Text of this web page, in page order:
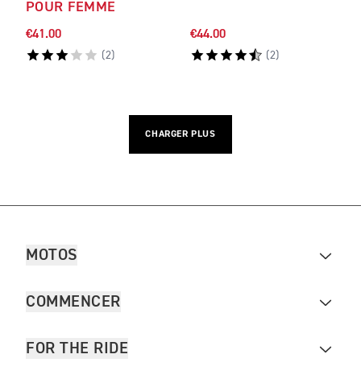
POUR FEMME
€41.00
(2)
€44.00
(2)
CHARGER PLUS
MOTOS
COMMENCER
FOR THE RIDE